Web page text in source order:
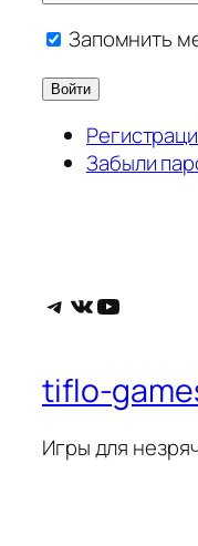
Запомнить
Войти
Забыли
Telegram
ВКонтакте
YouTube
tiflo-
Игры для